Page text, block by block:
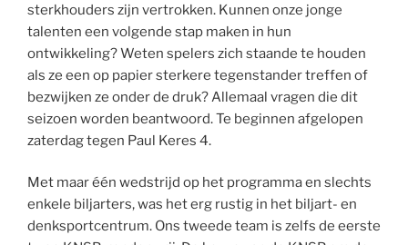
sterkhouders zijn vertrokken. Kunnen onze jonge
talenten een volgende stap maken in hun
ontwikkeling? Weten spelers zich staande te houden
als ze een op papier sterkere tegenstander treffen of
bezwijken ze onder de druk? Allemaal vragen die dit
seizoen worden beantwoord. Te beginnen afgelopen
zaterdag tegen Paul Keres 4.
Met maar één wedstrijd op het programma en slechts
enkele biljarters, was het erg rustig in het biljart- en
denksportcentrum. Ons tweede team is zelfs de eerste